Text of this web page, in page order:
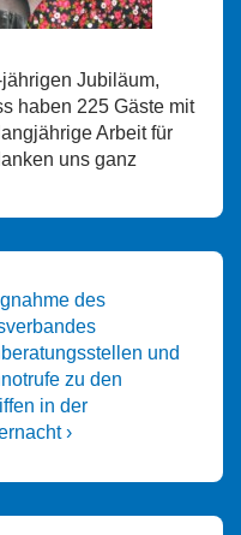
Jubiläum,
haben 225 Gäste mit
Arbeit für
uns ganz
des
und
zu den
in der
›